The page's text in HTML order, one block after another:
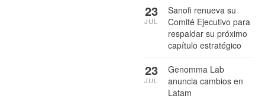
Sanofi renueva su
Comité Ejecutivo para
respaldar su próximo
capítulo estratégico
23
JUL
Genomma Lab
anuncia cambios en
Latam
23
JUL